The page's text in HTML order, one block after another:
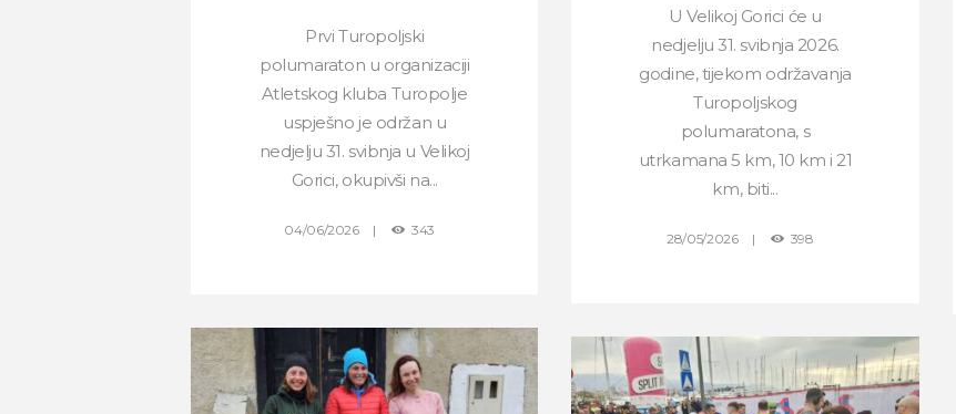
Prvi Turopoljski
polumaraton u organizaciji
Atletskog kluba Turopolje
uspješno je održan u
nedjelju 31. svibnja u Velikoj
Gorici, okupivši na...
04/06/2026 343
U Velikoj Gorici će u
nedjelju 31. svibnja 2026.
godine, tijekom održavanja
Turopoljskog
polumaratona, s
utrkamana 5 km, 10 km i 21
km, biti...
28/05/2026 398